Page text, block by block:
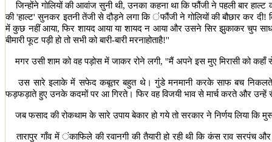
जिन्होंने गोलियों की आवांज सुनी थी,उनका कहना था कि फौंजी ने पहली बार
की'हाल्ट'सुनकर इतनी तेंजी से दौड़ने लगा कि ंफौंजी ने गोलियों की बौछार कर दी!
में कुछ नहीं आया,फिर शायद आया या शायद न आया और उसने सिर झुकाकर चुप
बीमारी फूट पड़ी हो तो सभी को बारी-बारी मरनाहोताहै!''
मगर उसी शाम को वह पड़ोस में जाकर रोने लगी, ''मैं अपने इस मुए मिरासी को कहाँ
उस सारे इलाके में सफेद कबूतर बहुत थे। गुंडे मनमानी करके साफ बच
फड़फड़ाते हुए उनके कदमों पर आ गिरते। फिर वह विजयी भाव से मार्च करते और
जब फसाद की रोकथाम के सारे उपाय बेकार हो गये तो सरकार ने निर्णय लिया
तारापुर गाँव में ंकाफिले की रवानगी की तैयारी हो रही थी कि कंस राव